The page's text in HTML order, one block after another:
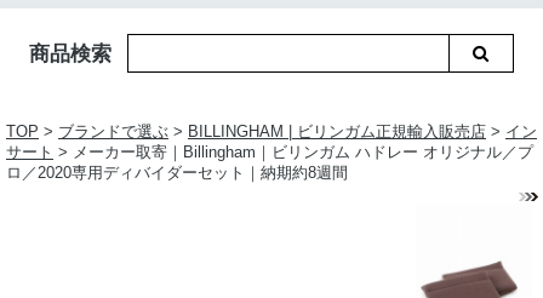
商品検索
TOP > ブランドで選ぶ > BILLINGHAM | ビリンガム正規輸入販売店 > イン
サート > メーカー取寄｜Billingham｜ビリンガム ハドレー オリジナル／プ
ロ／2020専用ディバイダーセット｜納期約8週間